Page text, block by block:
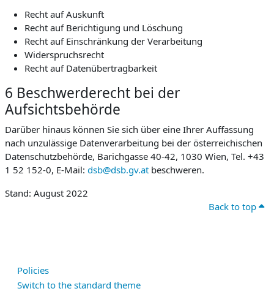
Recht auf Auskunft
Recht auf Berichtigung und Löschung
Recht auf Einschränkung der Verarbeitung
Widerspruchsrecht
Recht auf Datenübertragbarkeit
6 Beschwerderecht bei der
Aufsichtsbehörde
Darüber hinaus können Sie sich über eine Ihrer Auffassung
nach unzulässige Datenverarbeitung bei der österreichischen
Datenschutzbehörde, Barichgasse 40-42, 1030 Wien, Tel. +43
1 52 152-0, E-Mail: dsb@dsb.gv.at beschweren.
Stand: August 2022
Back to top
Policies
Switch to the standard theme